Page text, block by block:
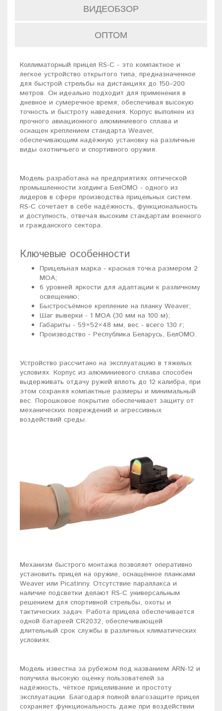
ВИДЕОБЗОР
ОПТОМ
Коллиматорный прицел RS-C - это компактное и
легкое устройство открытого типа, предназначенное
для быстрой стрельбы на дистанциях до 150–200
метров. Он идеально подходит для применения в
дневное и сумеречное время, обеспечивая высокую
точность и быстроту наведения. Корпус выполнен из
прочного авиационного алюминиевого сплава и
оснащен креплением стандарта Weaver,
обеспечивающим надёжную установку на различные
виды охотничьего и спортивного оружия.
Модель разработана на предприятиях оптической
промышленности холдинга БелОМО - одного из
лидеров в сфере производства прицельных систем.
RS-C сочетает в себе надёжность, функциональность
и доступность, отвечая высоким стандартам военного
и гражданского сектора.
Ключевые особенности
Прицельная марка - красная точка размером 2
МОА;
6 уровней яркости для адаптации к различному
освещению;
Быстросъёмное крепление на планку Weaver;
Шаг выверки - 1 МОА (30 мм на 100 м);
Габариты - 59×52×48 мм, вес - всего 130 г;
Производство - Республика Беларусь, БелОМО.
Устройство рассчитано на эксплуатацию в тяжелых
условиях. Корпус из алюминиевого сплава способен
выдерживать отдачу ружей вплоть до 12 калибра, при
этом сохраняя компактные размеры и минимальный
вес. Порошковое покрытие обеспечивает защиту от
механических повреждений и агрессивных
воздействий среды.
Механизм быстрого монтажа позволяет оперативно
установить прицел на оружие, оснащённое планками
Weaver или Picatinny. Отсутствие параллакса и
наличие подсветки делают RS-C универсальным
решением для спортивной стрельбы, охоты и
тактических задач. Работа прицела обеспечивается
одной батареей CR2032, обеспечивающей
длительный срок службы в различных климатических
условиях.
Модель известна за рубежом под названием ARN-12 и
получила высокую оценку пользователей за
надёжность, чёткое прицеливание и простоту
эксплуатации. Благодаря полной влагозащите прицел
сохраняет функциональность даже при воздействии